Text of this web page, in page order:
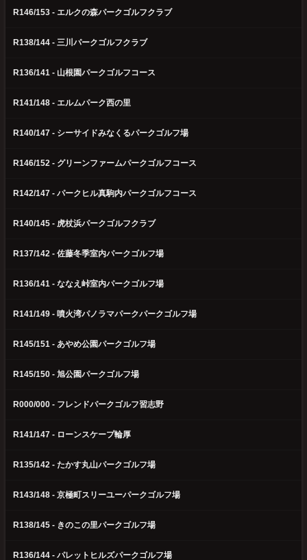
R146/153 - エルクの森パークゴルフクラブ
R138/144 - 三川パークゴルフクラブ
R136/141 - 山根園パークゴルフコース
R141/148 - エルムパーク西の里
R140/147 - シーサイドみなくるパークゴルフ場
R146/152 - グリーンファームパークゴルフコース
R142/147 - パークヒル真駒内パークゴルフコース
R140/145 - 虎杖浜パークゴルフクラブ
R137/142 - 佐藤冬季室内パークゴルフ場
R136/141 - ななえ峠室内パークゴルフ場
R141/149 - 噴火湾パノラマパークパークゴルフ場
R145/151 - あやめ公園パークゴルフ場
R145/150 - 旭公園パークゴルフ場
R000/000 - フレンドパークゴルフ習志野
R141/147 - ローンスケープ輪厚
R135/142 - たかす丸山パークゴルフ場
R143/148 - 京極町スリーユーパークゴルフ場
R138/145 - きのこの里パークゴルフ場
R136/144 - パレットヒルズパークゴルフ場